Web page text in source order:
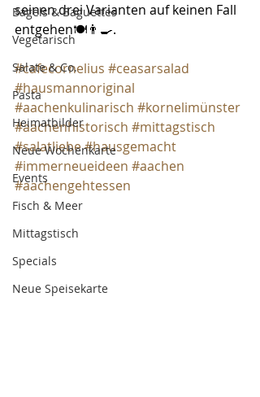
Bagels & Baguettes
Vegetarisch
Salate & Co.
Pasta
Heimatbilder
Neue Wochenkarte
Events
Fisch & Meer
Mittagstisch
Specials
Neue Speisekarte
seinen drei Varianten auf keinen Fall
entgehen🍽️👨‍🍳.
#cafecornelius #ceasarsalad
#hausmannoriginal
#aachenkulinarisch #kornelimünster
#aachenhistorisch #mittagstisch
#salatliebe#hausgemacht
#immerneueideen #aachen
#aachengehtessen